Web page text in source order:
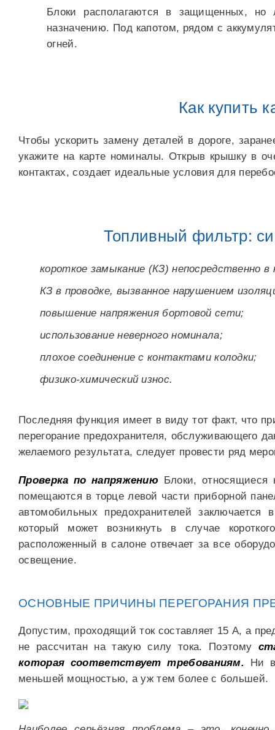
Блоки располагаются в защищенных, но
назначению. Под капотом, рядом с
огней.
Как купить
Чтобы ускорить замену деталей в дороге,
укажите на карте номиналы. Открыв крышку в
контактах, создает идеальные условия для
Топливный фильтр:
короткое замыкание (КЗ) непосредственно в
КЗ в проводке, вызванное нарушением
повышение напряжения бортовой сети;
использование неверного номинала;
плохое соединение с контактами колодки;
физико-химический износ.
Последняя функция имеет в виду тот факт, что
перегорание предохранителя, обслуживающего
желаемого результата, следует провести ряд
Проверка по напряжению Блоки, относящиеся
помещаются в торце левой части приборной
автомобильных предохранителей
который может возникнуть в случае
расположенный в салоне отвечает за все
освещение.
ОСНОВНЫЕ ПРИЧИНЫ ПЕРЕГОРАНИЯ
Допустим, проходящий ток составляет 15 А, а
не рассчитан на такую силу тока. Поэтому
которая соответствует требованиям. Ни в
меньшей мощностью, а уж тем более с большей.